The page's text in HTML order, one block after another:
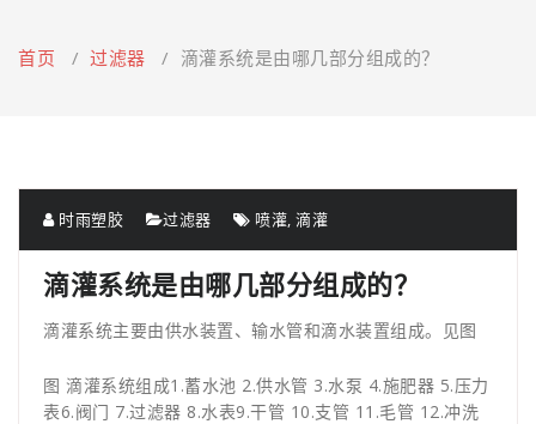
首页 / 过滤器 / 滴灌系统是由哪几部分组成的？
时雨塑胶 过滤器 喷灌, 滴灌
滴灌系统是由哪几部分组成的？
滴灌系统主要由供水装置、输水管和滴水装置组成。见图
图 滴灌系统组成1.蓄水池 2.供水管 3.水泵 4.施肥器 5.压力
表6.阀门 7.过滤器 8.水表9.干管 10.支管 11.毛管 12.冲洗